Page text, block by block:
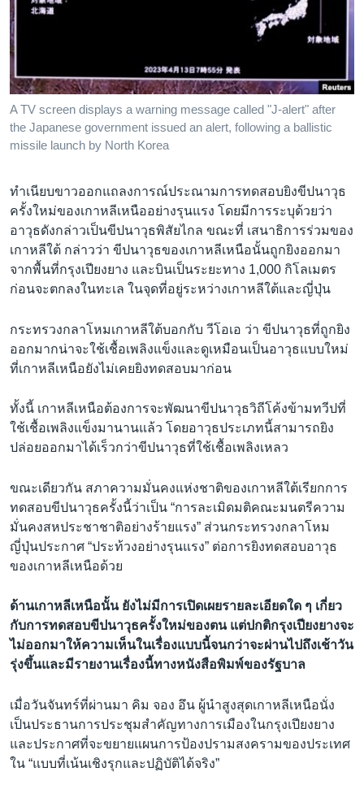
A TV screen displays a warning message called "J-alert" after
the Japanese government issued an alert, following a ballistic
missile launch by North Korea
ทำเนียบขาวออกแถลงการณ์ประณามการทดสอบยิงขีปนาวุธ
ครั้งใหม่ของเกาหลีเหนืออย่างรุนแรง โดยมีการระบุด้วยว่า
อาวุธดังกล่าวเป็นขีปนาวุธพิสัยไกล ขณะที่ เสนาธิการร่วมของ
เกาหลีใต้ กล่าวว่า ขีปนาวุธของเกาหลีเหนือนั้นถูกยิงออกมา
จากพื้นที่กรุงเปียงยาง และบินเป็นระยะทาง 1,000 กิโลเมตร
ก่อนจะตกลงในทะเล ในจุดที่อยู่ระหว่างเกาหลีใต้และญี่ปุ่น
กระทรวงกลาโหมเกาหลีใต้บอกกับ วีโอเอ ว่า ขีปนาวุธที่ถูกยิง
ออกมากน่าจะใช้เชื้อเพลิงแข็งและดูเหมือนเป็นอาวุธแบบใหม่
ที่เกาหลีเหนือยังไม่เคยยิงทดสอบมาก่อน
ทั้งนี้ เกาหลีเหนือต้องการจะพัฒนาขีปนาวุธวิถีโค้งข้ามทวีปที่
ใช้เชื้อเพลิงแข็งมานานแล้ว โดยอาวุธประเภทนี้สามารถยิง
ปล่อยออกมาได้เร็วกว่าขีปนาวุธที่ใช้เชื้อเพลิงเหลว
ขณะเดียวกัน สภาความมั่นคงแห่งชาติของเกาหลีใต้เรียกการ
ทดสอบขีปนาวุธครั้งนี้ว่าเป็น “การละเมิดมติคณะมนตรีความ
มั่นคงสหประชาชาติอย่างร้ายแรง” ส่วนกระทรวงกลาโหม
ญี่ปุ่นประกาศ “ประท้วงอย่างรุนแรง” ต่อการยิงทดสอบอาวุธ
ของเกาหลีเหนือด้วย
ด้านเกาหลีเหนือนั้น ยังไม่มีการเปิดเผยรายละเอียดใด ๆ เกี่ยว
กับการทดสอบขีปนาวุธครั้งใหม่ของตน แต่ปกติกรุงเปียงยางจะ
ไม่ออกมาให้ความเห็นในเรื่องแบบนี้จนกว่าจะผ่านไปถึงเช้าวัน
รุ่งขึ้นและมีรายงานเรื่องนี้ทางหนังสือพิมพ์ของรัฐบาล
เมื่อวันจันทร์ที่ผ่านมา คิม จอง อึน ผู้นำสูงสุดเกาหลีเหนือนั่ง
เป็นประธานการประชุมสำคัญทางการเมืองในกรุงเปียงยาง
และประกาศที่จะขยายแผนการป้องปรามสงครามของประเทศ
ใน “แบบที่เน้นเชิงรุกและปฏิบัติได้จริง”